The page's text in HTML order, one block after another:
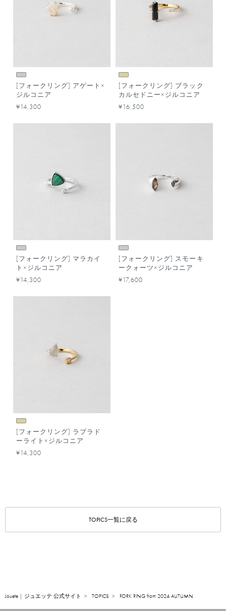
[フォークリング] アゲート×
ジルコニア
¥14,300
[フォークリング] ブラック
カルセドニー×ジルコニア
¥16,500
[フォークリング] マラカイ
ト×ジルコニア
¥14,300
[フォークリング] スモーキ
ークォーツ×ジルコニア
¥17,600
[フォークリング] ラブラド
ーライト×ジルコニア
¥14,300
TOPICS一覧に戻る
Jouete | ジュエッテ 公式サイト TOPICS FORK RING from 2024 AUTUMN